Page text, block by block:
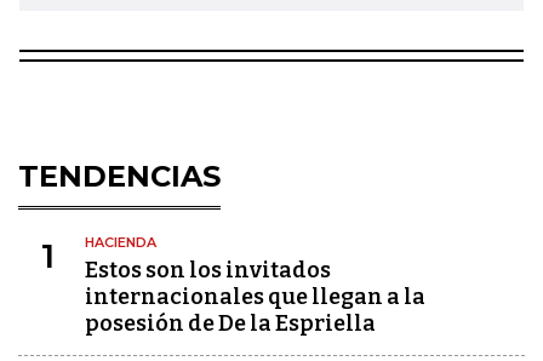
TENDENCIAS
1 HACIENDA
Estos son los invitados
internacionales que llegan a la
posesión de De la Espriella